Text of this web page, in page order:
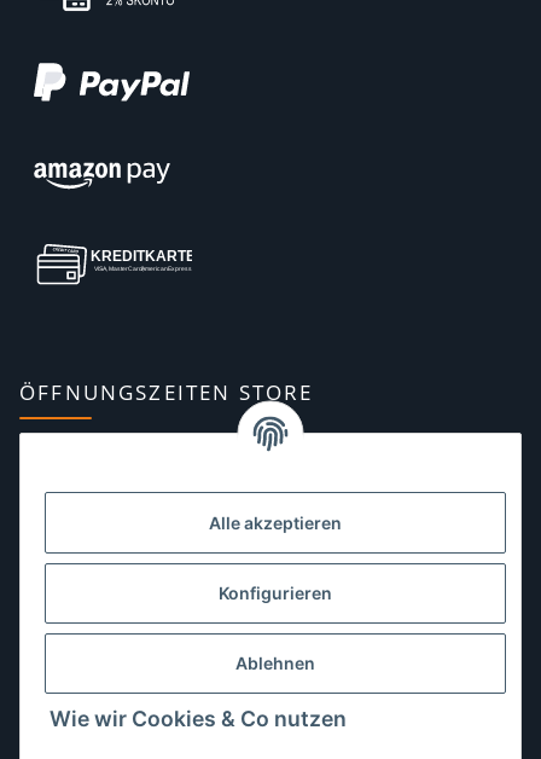
Alle akzeptieren
Konfigurieren
Ablehnen
Wie wir Cookies & Co nutzen
ÖFFNUNGSZEITEN STORE
10:00–13:00, 14:00–18:00 Uhr
Dienstag:10:00–13:00, 14:00–16:00 Uhr
10:00–13:00 Uhr
Freitag:10:00–13:00, 14:00–18:00 Uhr
Sonntag: geschlossen